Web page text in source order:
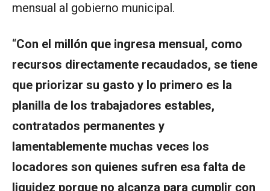
mensual al gobierno municipal.
“Con el millón que ingresa mensual, como
recursos directamente recaudados, se tiene
que priorizar su gasto y lo primero es la
planilla de los trabajadores estables,
contratados permanentes y
lamentablemente muchas veces los
locadores son quienes sufren esa falta de
liquidez porque no alcanza para cumplir con